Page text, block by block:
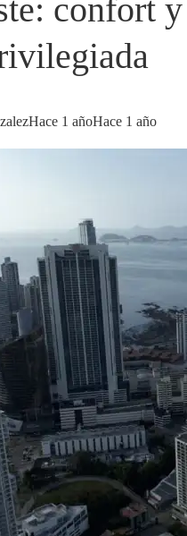
confort y
Hace 1 añoHace 1 año